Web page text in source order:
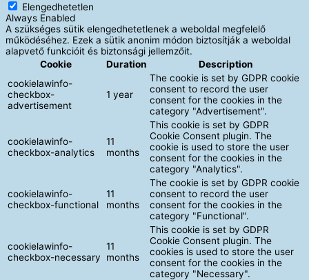
Elengedhetetlen
Always Enabled
A szükséges sütik elengedhetetlenek a weboldal megfelelő
működéséhez. Ezek a sütik anonim módon biztosítják a weboldal
alapvető funkcióit és biztonsági jellemzőit.
Cookie
Duration
Description
cookielawinfo-
checkbox-
advertisement
1 year
The cookie is set by GDPR cookie
consent to record the user
consent for the cookies in the
category "Advertisement".
cookielawinfo-
checkbox-analytics
11
months
This cookie is set by GDPR
Cookie Consent plugin. The
cookie is used to store the user
consent for the cookies in the
category "Analytics".
cookielawinfo-
checkbox-functional
11
months
The cookie is set by GDPR cookie
consent to record the user
consent for the cookies in the
category "Functional".
cookielawinfo-
checkbox-necessary
11
months
This cookie is set by GDPR
Cookie Consent plugin. The
cookies is used to store the user
consent for the cookies in the
category "Necessary".